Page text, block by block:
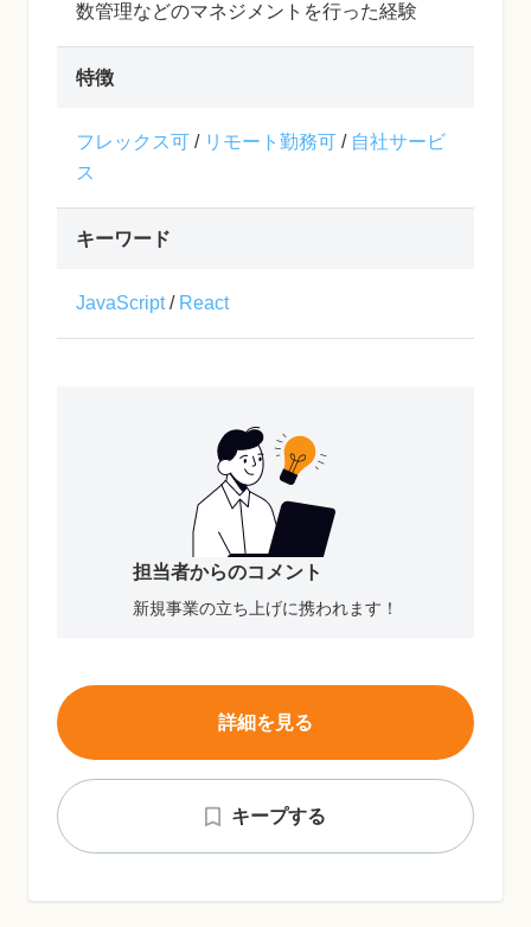
数管理などのマネジメントを行った経験
特徴
フレックス可 / リモート勤務可 / 自社サービ
ス
キーワード
JavaScript/ React
担当者からのコメント
新規事業の立ち上げに携われます！
キープする
詳細を見る